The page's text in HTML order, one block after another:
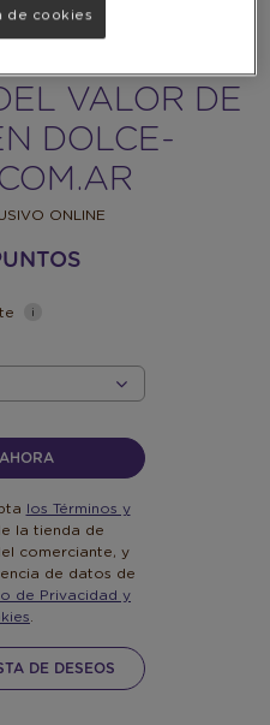
VALOR DE
DOLCE-
ONLINE
los Términos y
la tienda de
comerciante, y
de datos de
de Privacidad y
DE DESEOS
de cookies